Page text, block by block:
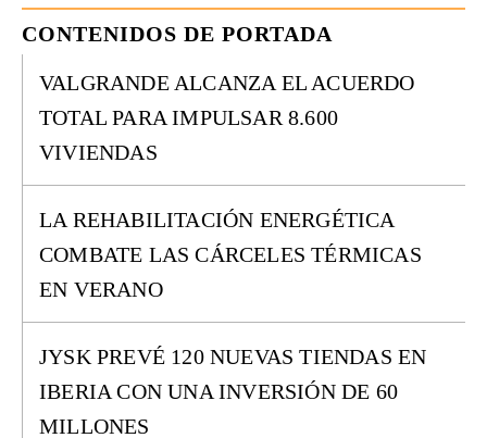
CONTENIDOS DE PORTADA
VALGRANDE ALCANZA EL ACUERDO
TOTAL PARA IMPULSAR 8.600
VIVIENDAS
LA REHABILITACIÓN ENERGÉTICA
COMBATE LAS CÁRCELES TÉRMICAS
EN VERANO
JYSK PREVÉ 120 NUEVAS TIENDAS EN
IBERIA CON UNA INVERSIÓN DE 60
MILLONES